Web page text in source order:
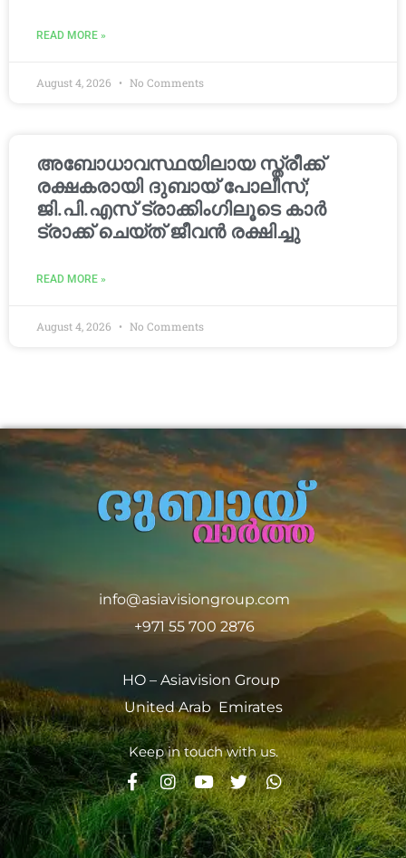
READ MORE »
August 4, 2026 No Comments
അബോധാവസ്ഥയിലായ സ്ത്രീക്ക്
രക്ഷകരായി ദുബായ് പോലീസ്;
ജി.പി.എസ് ട്രാക്കിംഗിലൂടെ കാർ
ട്രാക്ക് ചെയ്ത് ജീവൻ രക്ഷിച്ചു
READ MORE »
August 4, 2026 No Comments
info@asiavisiongroup.com
+971 55 700 2876
HO – Asiavision Group
United Arab Emirates
Keep in touch with us.